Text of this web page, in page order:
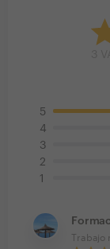
5
4
3
2
1